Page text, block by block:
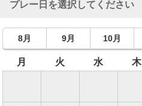
プレー日を選択してください
8月 9月 10月
月 火 水 木